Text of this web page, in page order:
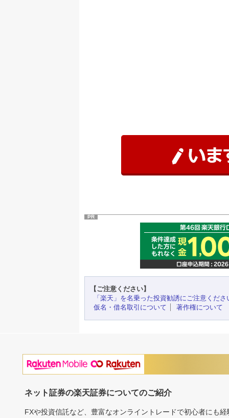
PR
【ご注意ください】
「楽天」を名乗った投資勧誘にご注意くださ
仮名・借名取引について
著作権について
ネット証券の楽天証券についてのご紹介
FXや投資信託など、豊富なオンライントレードで初心者にも